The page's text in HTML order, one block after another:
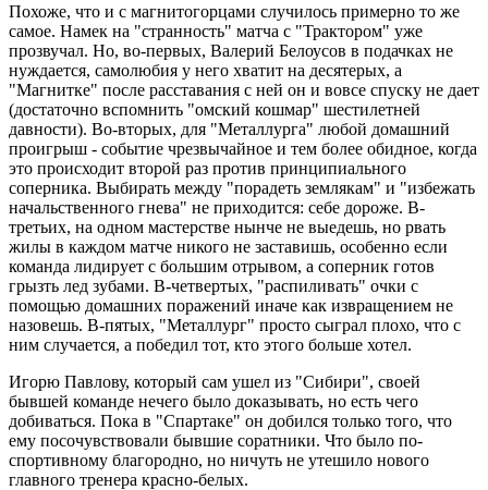
Похоже, что и с магнитогорцами случилось примерно то же
самое. Намек на "странность" матча с "Трактором" уже
прозвучал. Но, во-первых, Валерий Белоусов в подачках не
нуждается, самолюбия у него хватит на десятерых, а
"Магнитке" после расставания с ней он и вовсе спуску не дает
(достаточно вспомнить "омский кошмар" шестилетней
давности). Во-вторых, для "Металлурга" любой домашний
проигрыш - событие чрезвычайное и тем более обидное, когда
это происходит второй раз против принципиального
соперника. Выбирать между "порадеть землякам" и "избежать
начальственного гнева" не приходится: себе дороже. В-
третьих, на одном мастерстве нынче не выедешь, но рвать
жилы в каждом матче никого не заставишь, особенно если
команда лидирует с большим отрывом, а соперник готов
грызть лед зубами. В-четвертых, "распиливать" очки с
помощью домашних поражений иначе как извращением не
назовешь. В-пятых, "Металлург" просто сыграл плохо, что с
ним случается, а победил тот, кто этого больше хотел.
Игорю Павлову, который сам ушел из "Сибири", своей
бывшей команде нечего было доказывать, но есть чего
добиваться. Пока в "Спартаке" он добился только того, что
ему посочувствовали бывшие соратники. Что было по-
спортивному благородно, но ничуть не утешило нового
главного тренера красно-белых.